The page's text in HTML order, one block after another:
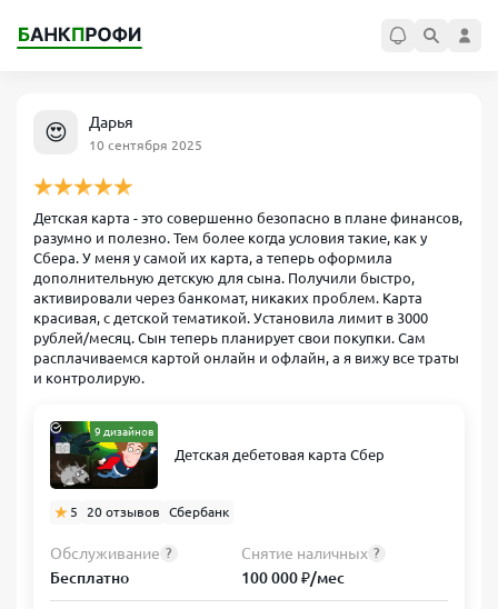
😍 Дарья
10 сентября 2025
Детская карта - это совершенно безопасно в плане финансов,
разумно и полезно. Тем более когда условия такие, как у
Сбера. У меня у самой их карта, а теперь оформила
дополнительную детскую для сына. Получили быстро,
активировали через банкомат, никаких проблем. Карта
красивая, с детской тематикой. Установила лимит в 3000
рублей/месяц. Сын теперь планирует свои покупки. Сам
расплачиваемся картой онлайн и офлайн, а я вижу все траты
и контролирую.
9 дизайнов
Детская дебетовая карта Сбер
5 20 отзывов Сбербанк
Обслуживание ?
Бесплатно
Снятие наличных ?
100 000 ₽/мес